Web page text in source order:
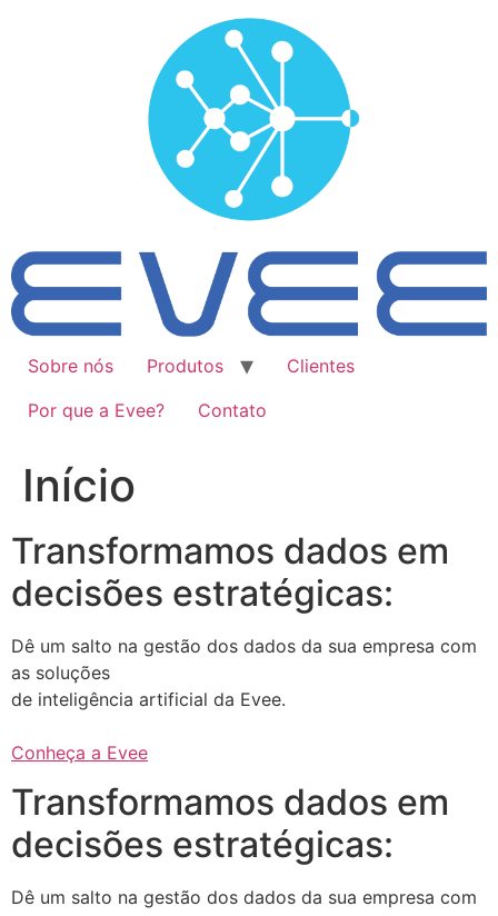
Sobre nós Produtos
Clientes
Por que a Evee?
Contato
Início
Transformamos dados em
decisões estratégicas:
Dê um salto na gestão dos dados da sua empresa com
as soluções
de inteligência artificial da Evee.
Conheça a Evee
Transformamos dados em
decisões estratégicas:
Dê um salto na gestão dos dados da sua empresa com